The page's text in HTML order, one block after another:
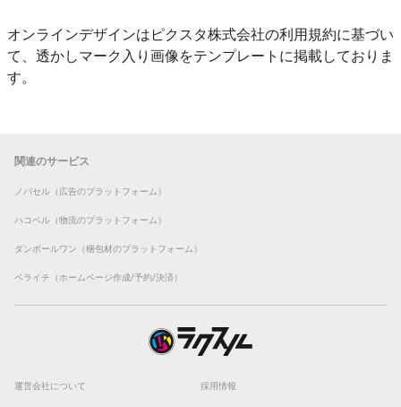
オンラインデザインはピクスタ株式会社の利用規約に基づい
て、透かしマーク入り画像をテンプレートに掲載しておりま
す。
関連のサービス
ノバセル（広告のプラットフォーム）
ハコベル（物流のプラットフォーム）
ダンボールワン（梱包材のプラットフォーム）
ペライチ（ホームページ作成/予約/決済）
運営会社について 採用情報